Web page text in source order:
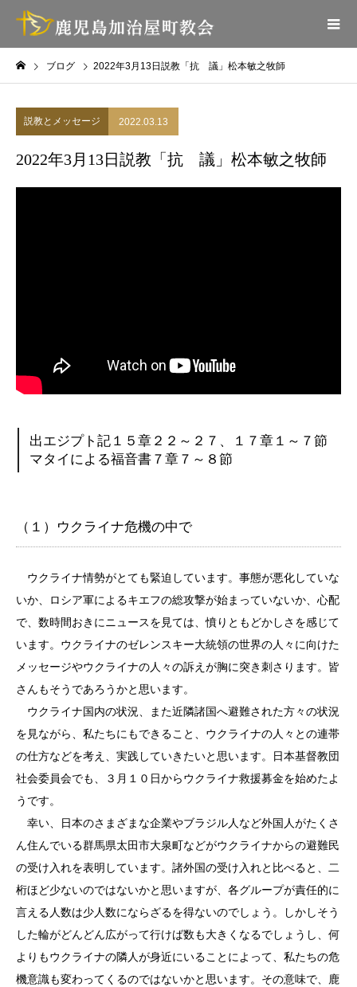
ブログ 2022年3月13日説教「抗 議」松本敏之牧師
説教とメッセージ 2022.03.13
2022年3月13日説教「抗 議」松本敏之牧師
出エジプト記１５章２２～２７、１７章１～７節
マタイによる福音書７章７～８節
（１）ウクライナ危機の中で
ウクライナ情勢がとても緊迫しています。事態が悪化していな
いか、ロシア軍によるキエフの総攻撃が始まっていないか、心配
で、数時間おきにニュースを見ては、憤りともどかしさを感じて
います。ウクライナのゼレンスキー大統領の世界の人々に向けた
メッセージやウクライナの人々の訴えが胸に突き刺さります。皆
さんもそうであろうかと思います。
ウクライナ国内の状況、また近隣諸国へ避難された方々の状況
を見ながら、私たちにもできること、ウクライナの人々との連帯
の仕方などを考え、実践していきたいと思います。日本基督教団
社会委員会でも、３月１０日からウクライナ救援募金を始めたよ
うです。
幸い、日本のさまざまな企業やブラジル人など外国人がたくさ
ん住んでいる群馬県太田市大泉町などがウクライナからの避難民
の受け入れを表明しています。諸外国の受け入れと比べると、二
桁ほど少ないのではないかと思いますが、各グループが責任的に
言える人数は少人数にならざるを得ないのでしょう。しかしそう
した輪がどんどん広がって行けば数も大きくなるでしょうし、何
よりもウクライナの隣人が身近にいることによって、私たちの危
機意識も変わってくるのではないかと思います。その意味で、鹿